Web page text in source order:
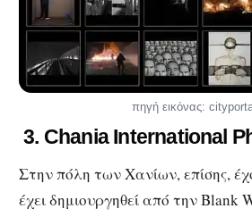
πηγή εικόνας:
3. ChaniaInternational
Στην πόλη των Χανίων, επίσης,
έχει δημιουργηθεί από την Blank